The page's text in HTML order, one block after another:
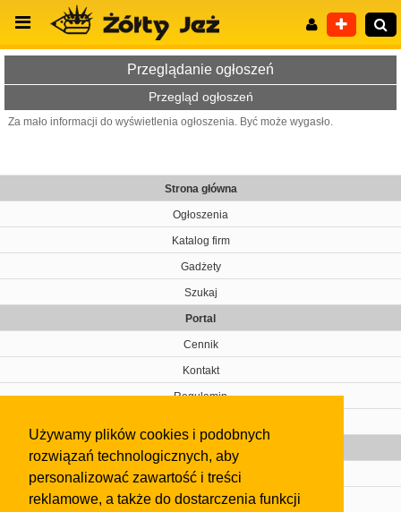
Używamy plików cookies i podobnych
rozwiązań technologicznych, aby
personalizować zawartość i treści
reklamowe, a także do dostarczenia funkcji
Przeglądanie ogłoszeń
Przegląd ogłoszeń
Za mało informacji do wyświetlenia ogłoszenia. Być może wygasło.
Strona główna
Ogłoszenia
Katalog firm
Gadżety
Szukaj
Portal
Cennik
Kontakt
Regulamin
Gazeta
Olkusz
Kontakt